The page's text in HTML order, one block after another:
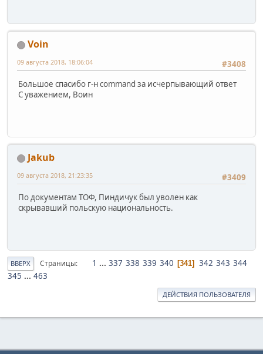
Voin
#3408
09 августа 2018, 18:06:04
Большое спасибо г-н command за исчерпывающий ответ
С уважением, Воин
Jakub
#3409
09 августа 2018, 21:23:35
По документам ТОФ, Пиндичук был уволен как
скрывавший польскую национальность.
ВВЕРХ Страницы 1 ... 337 338 339 340 341 342 343 344
345 ... 463
ДЕЙСТВИЯ ПОЛЬЗОВАТЕЛЯ